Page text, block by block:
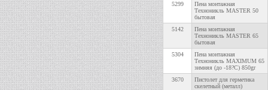
5299
Пена монтажная
Техноникль MASTER 50
бытовая
5142
Пена монтажная
Техноникль MASTER 65
бытовая
5304
Пена монтажная
Техноникль MAXIMUM 65
зимняя (до -18?С) 850gr
3670
Пистолет для герметика
скелетный (металл)